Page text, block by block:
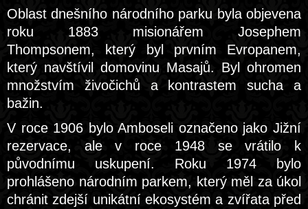
Oblast dnešního národního parku byla objevena
roku 1883 misionářem Josephem
Thompsonem, který byl prvním Evropanem,
který navštívil domovinu Masajů. Byl ohromen
množstvím živočichů a kontrastem sucha a
bažin.
V roce 1906 bylo Amboseli označeno jako Jižní
rezervace, ale v roce 1948 se vrátilo k
původnímu uskupení. Roku 1974 bylo
prohlášeno národním parkem, který měl za úkol
chránit zdejší unikátní ekosystém a zvířata před